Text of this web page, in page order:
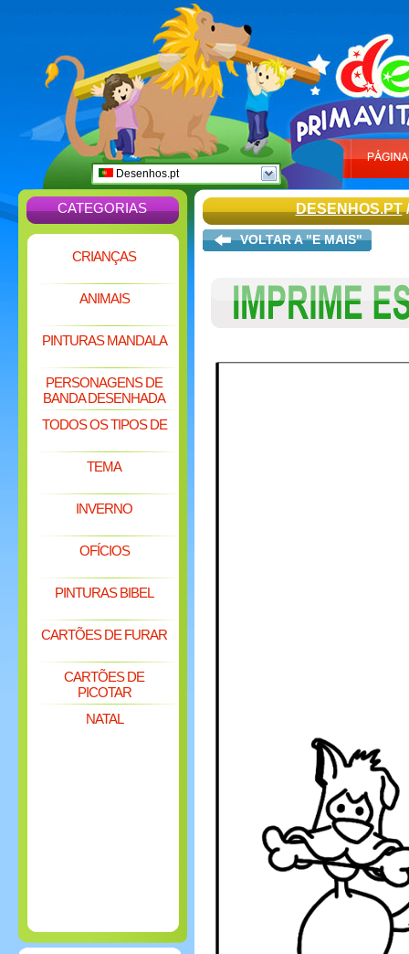
Desenhos.pt
CATEGORIAS
CRIANÇAS
ANIMAIS
PINTURAS MANDALA
PERSONAGENS DE
BANDA DESENHADA
TODOS OS TIPOS DE
TEMA
INVERNO
OFÍCIOS
PINTURAS BIBEL
CARTÕES DE FURAR
CARTÕES DE
PICOTAR
NATAL
DESENHOS.PT
VOLTAR A "E MAIS"